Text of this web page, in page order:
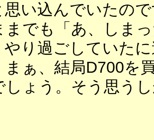
思い込んでいたの
までも「あ、しま
やり過ごしていた
まぁ、結局D700を
しょう。そう思う